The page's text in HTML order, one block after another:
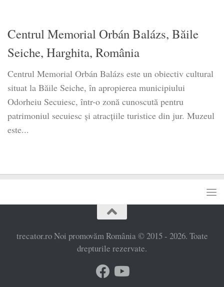
Centrul Memorial Orbán Balázs, Băile
Seiche, Harghita, România
Centrul Memorial Orbán Balázs este un obiectiv cultural
situat la Băile Seiche, în apropierea municipiului
Odorheiu Secuiesc, într-o zonă cunoscută pentru
patrimoniul secuiesc și atracțiile turistice din jur. Muzeul
este...
trecator.ro Noi promovăm România © 2015 - 2026. Toate
drepturile rezervate.